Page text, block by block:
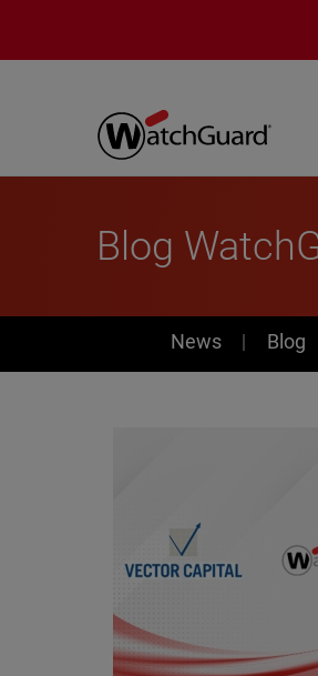
Blog
News
News Blog